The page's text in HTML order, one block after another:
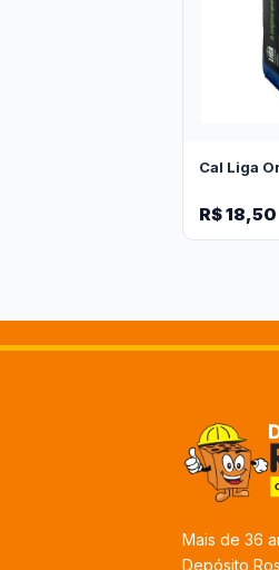
Cal Liga
R$ 18,50
Mais de 36
Depósito